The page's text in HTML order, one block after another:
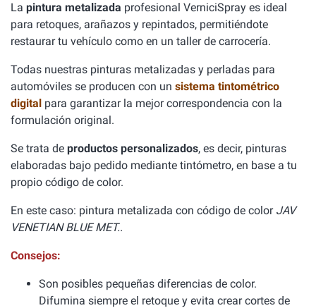
La pintura metalizada profesional VerniciSpray es ideal
para retoques, arañazos y repintados, permitiéndote
restaurar tu vehículo como en un taller de carrocería.
Todas nuestras pinturas metalizadas y perladas para
automóviles se producen con un sistema tintométrico
digital para garantizar la mejor correspondencia con la
formulación original.
Se trata de productos personalizados, es decir, pinturas
elaboradas bajo pedido mediante tintómetro, en base a tu
propio código de color.
En este caso: pintura metalizada con código de color JAV
VENETIAN BLUE MET..
Consejos:
Son posibles pequeñas diferencias de color.
Difumina siempre el retoque y evita crear cortes de